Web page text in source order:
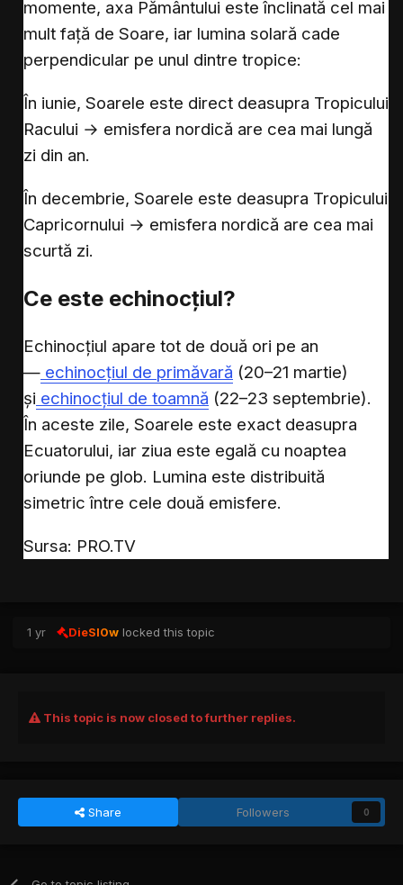
momente, axa Pământului este înclinată cel mai
mult față de Soare, iar lumina solară cade
perpendicular pe unul dintre tropice:
În iunie, Soarele este direct deasupra Tropicului
Racului → emisfera nordică are cea mai lungă
zi din an.
În decembrie, Soarele este deasupra Tropicului
Capricornului → emisfera nordică are cea mai
scurtă zi.
Ce este echinocțiul?
Echinocțiul apare tot de două ori pe an
— echinocțiul de primăvară (20–21 martie)
și echinocțiul de toamnă (22–23 septembrie).
În aceste zile, Soarele este exact deasupra
Ecuatorului, iar ziua este egală cu noaptea
oriunde pe glob. Lumina este distribuită
simetric între cele două emisfere.
Sursa: PRO.TV
1 yr DieSl0w locked this topic
This topic is now closed to further replies.
Share Followers 0